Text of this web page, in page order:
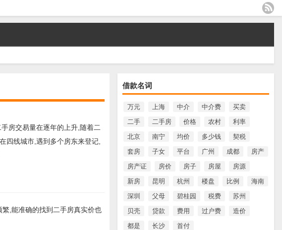
借款名词
万元 上海 中介 中介费
买卖
二手
二手房 价格 农村
利率
北京
南宁 均价 多少钱
契税
套房
子女 平台 广州 成都
房产
房产证
房价 房子 房屋
房源
新房
昆明 杭州 楼盘 比例
海南
深圳
父母 碧桂园 税费
苏州
贝壳
贷款 费用 过户费
造价
都是
长沙 首付
房交易量在逐年的上升,随着二
四线城市,遇到多个房东来登记,
,能准确的找到二手房真实价也